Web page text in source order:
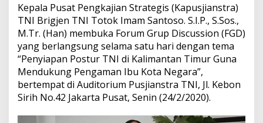
Kepala Pusat Pengkajian Strategis (Kapusjianstra)
TNI Brigjen TNI Totok Imam Santoso. S.I.P., S.Sos.,
M.Tr. (Han) membuka Forum Grup Discussion (FGD)
yang berlangsung selama satu hari dengan tema
“Penyiapan Postur TNI di Kalimantan Timur Guna
Mendukung Pengaman Ibu Kota Negara”,
bertempat di Auditorium Pusjianstra TNI, Jl. Kebon
Sirih No.42 Jakarta Pusat, Senin (24/2/2020).